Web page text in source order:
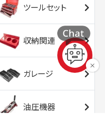
ツールセット
収納関連
ガレージ
油圧機器